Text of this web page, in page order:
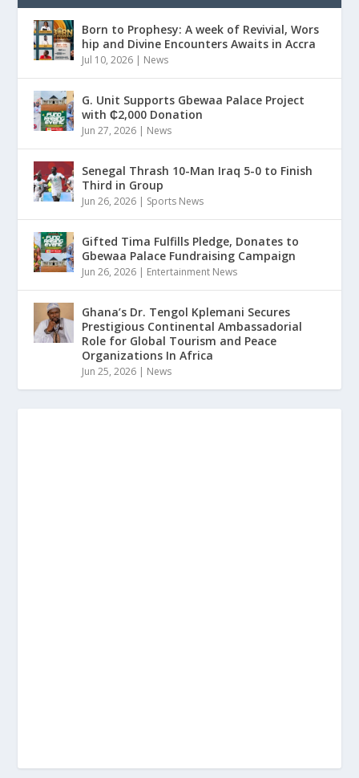
Born to Prophesy: A week of Revivial, Wors
hip and Divine Encounters Awaits in Accra
Jul 10, 2026 | News
G. Unit Supports Gbewaa Palace Project
with ₵2,000 Donation
Jun 27, 2026 | News
Senegal Thrash 10-Man Iraq 5-0 to Finish
Third in Group
Jun 26, 2026 | Sports News
Gifted Tima Fulfills Pledge, Donates to
Gbewaa Palace Fundraising Campaign
Jun 26, 2026 | Entertainment News
Ghana’s Dr. Tengol Kplemani Secures
Prestigious Continental Ambassadorial
Role for Global Tourism and Peace
Organizations In Africa
Jun 25, 2026 | News